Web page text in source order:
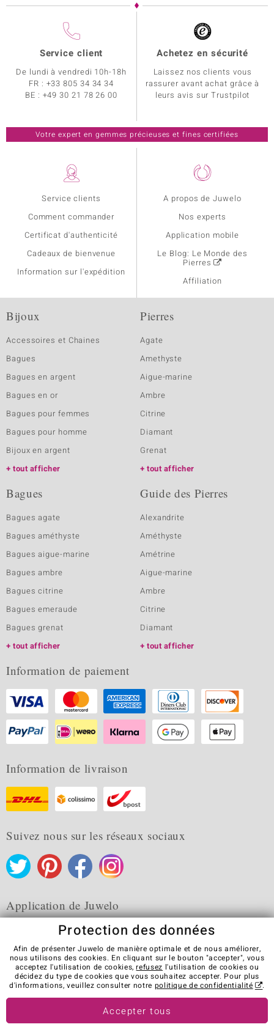
Service clients
Comment commander
Certificat d'authenticité
Cadeaux de bienvenue
Information sur l'expédition
A propos de Juwelo
Nos experts
Application mobile
Le Blog: Le Monde des
Pierres
Affiliation
Service client
De lundi à vendredi 10h-18h
FR : +33 805 34 34 34
BE : +49 30 21 78 26 00
Achetez en sécurité
Laissez nos clients vous
rassurer avant achat grâce à
leurs avis sur Trustpilot
Votre expert en gemmes précieuses et fines certifiées
Bijoux
Accessoires et Chaines
Bagues
Bagues en argent
Bagues en or
Bagues pour femmes
Bagues pour homme
Bijoux en argent
tout afficher
Pierres
Agate
Amethyste
Aigue-marine
Ambre
Citrine
Diamant
Grenat
tout afficher
Bagues
Bagues agate
Bagues améthyste
Bagues aigue-marine
Bagues ambre
Bagues citrine
Bagues emeraude
Bagues grenat
tout afficher
Guide des Pierres
Alexandrite
Améthyste
Amétrine
Aigue-marine
Ambre
Citrine
Diamant
tout afficher
Information de paiement
Information de livraison
Suivez nous sur les réseaux sociaux
Application de Juwelo
CGV Protection des données
Cookies
Mentions légales
Contact
Révocation du contrat
Visit our stores in other countries:
Protection des données
Afin de présenter Juwelo de manière optimale et de nous améliorer,
nous utilisons des cookies. En cliquant sur le bouton "accepter", vous
acceptez l'utilisation de cookies,refusez l'utilisation de cookies ou
décidez du type de cookies que vous souhaitez accepter. Pour plus
d'informations, veuillez consulter notre politique de confidentialité .
Accepter tous